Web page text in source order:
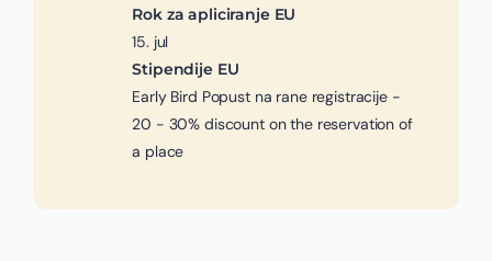
Rok za apliciranje EU
15. jul
Stipendije EU
Early Bird Popust na rane registracije -
20 - 30% discount on the reservation of
a place